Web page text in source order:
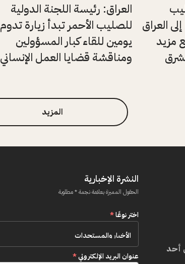
العراق
مزيد
العراق: رئيسة اللجنة الدولية
للصليب الأحمر تبدأ زيارة تدوم
يومين للقاء كبار المسؤولين
ومناقشة قضايا العمل الإنساني
المزيد
أحد
النشرة الإخبارية
الحقول المميزة بعلامة نجمة * مطلوبة
اختر نوعًا*
عنوان البريد الإلكتروني*